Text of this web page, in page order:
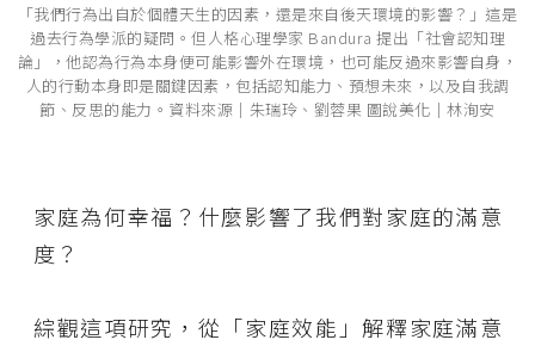
「我們行為出自於個體天生的因素，還是來自後天環境的影響？」這是
過去行為學派的疑問。但人格心理學家 Bandura 提出「社會認知理
論」，他認為行為本身便可能影響外在環境，也可能反過來影響自身，
人的行動本身即是關鍵因素，包括認知能力、預想未來，以及自我調
節、反思的能力。資料來源│朱瑞玲、劉蓉果 圖說美化│林洵安
家庭為何幸福？什麼影響了我們對家庭的滿意
度？
綜觀這項研究，從「家庭效能」解釋家庭滿意